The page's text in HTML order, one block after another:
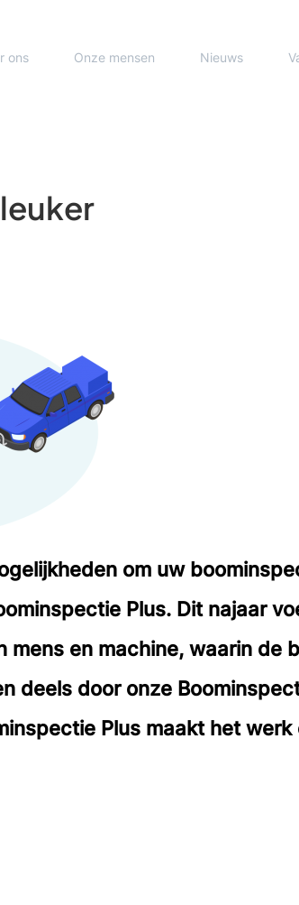
ons Onze mensen Nieuws
om uw
Plus. Dit najaar
en machine, waarin de
deels door onze
Plus maakt het werk